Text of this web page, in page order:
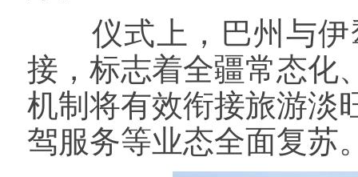
仪式上，巴州与伊
接，标志着全疆常态化
机制将有效衔接旅游淡
驾服务等业态全面复苏